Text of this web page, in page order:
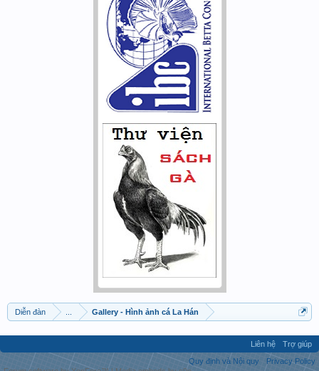
Diễn đàn Gallery - Hình ảnh cá La Hán
Liên hệ
Trợ giúp
Quy định và Nội quy
Privacy Policy